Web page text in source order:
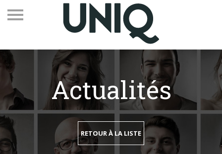
Recevez notre newsletter
Vos contacts
Espace adhérents
Actualités
RETOUR À LA LISTE